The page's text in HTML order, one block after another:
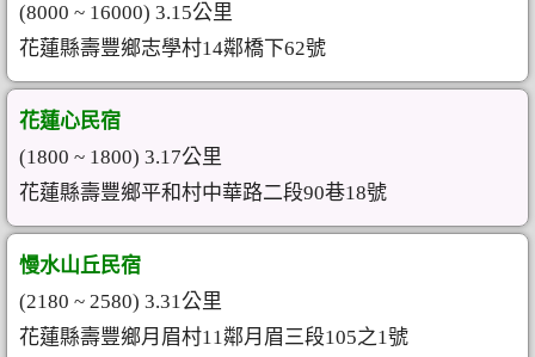
(8000 ~ 16000) 3.15公里
花蓮縣壽豐鄉志學村14鄰橋下62號
花蓮心民宿
(1800 ~ 1800) 3.17公里
花蓮縣壽豐鄉平和村中華路二段90巷18號
慢水山丘民宿
(2180 ~ 2580) 3.31公里
花蓮縣壽豐鄉月眉村11鄰月眉三段105之1號